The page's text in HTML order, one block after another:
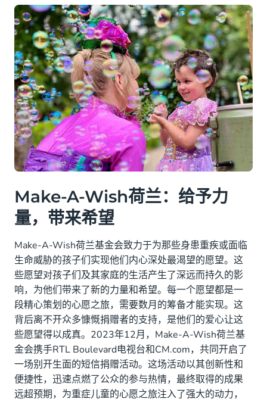
Make-A-Wish荷兰：给予力
量，带来希望
Make-A-Wish荷兰基金会致力于为那些身患重疾或面临
生命威胁的孩子们实现他们内心深处最渴望的愿望。这
些愿望对孩子们及其家庭的生活产生了深远而持久的影
响，为他们带来了新的力量和希望。每一个愿望都是一
段精心策划的心愿之旅，需要数月的筹备才能实现。这
背后离不开众多慷慨捐赠者的支持，是他们的爱心让这
些愿望得以成真。2023年12月，Make-A-Wish荷兰基
金会携手RTL Boulevard电视台和CM.com，共同开启了
一场别开生面的短信捐赠活动。这场活动以其创新性和
便捷性，迅速点燃了公众的参与热情，最终取得的成果
远超预期，为重症儿童的心愿之旅注入了强大的动力，